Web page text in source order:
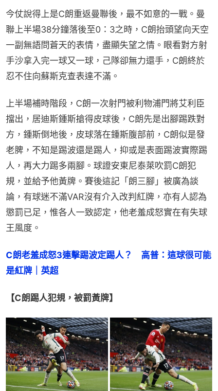
今仗說得上是C朗重返曼聯後，最不如意的一戰。曼
聯上半場38分鐘落後至0：3之時，C朗抬頭望向天空
一副無語問蒼天的表情，盡顯失望之情。眼看對方射
手沙拿入完一球又一球，己隊卻無力還手，C朗終於
忍不住向蘇斯克查表達不滿。
上半場補時階段，C朗一次射門被利物浦門將艾利臣
擋出，居迪斯鍾斯搶得皮球後，C朗先是出腳踢跌對
方，鍾斯倒地後，皮球落在鍾斯腹部前，C朗似是發
老脾，不知是踢波還是踢人，抑或是表面踢波實際踢
人，再大力踢多兩腳。球證安東尼泰萊吹罰C朗犯
規，並給予他黃牌。賽後這記「朗三腳」被廣為談
論，有球迷不滿VAR沒有介入改判紅牌，亦有人認為
懲罰已足，惟各人一致認定，他老羞成怒實在有失球
王風度。
C朗老羞成怒3連擊踢波定踢人？　高普：這球很可能
是紅牌｜英超
【C朗踢人犯規，被罰黃牌】